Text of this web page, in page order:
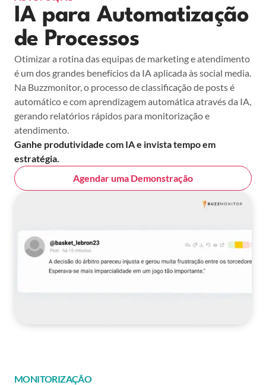
IA para Automatização
de Processos
Otimizar a rotina das equipas de marketing e atendimento
é um dos grandes benefícios da IA aplicada às social media.
Na Buzzmonitor, o processo de classificação de posts é
automático e com aprendizagem automática através da IA,
gerando relatórios rápidos para monitorização e
atendimento.
Ganhe produtividade com IA e invista tempo em
estratégia.
Agendar uma Demonstração
MONITORIZAÇÃO